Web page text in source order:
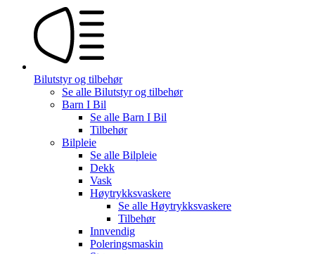
Bilutstyr og tilbehør
Se alle Bilutstyr og tilbehør
Barn I Bil
Se alle Barn I Bil
Tilbehør
Bilpleie
Se alle Bilpleie
Dekk
Vask
Høytrykksvaskere
Se alle Høytrykksvaskere
Tilbehør
Innvendig
Poleringsmaskin